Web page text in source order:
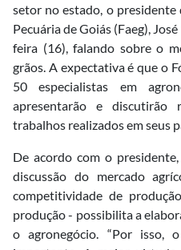
setor no estado, o presidente
Pecuária de Goiás (Faeg),
feira (16), falando sobre o
grãos. A expectativa é que o
50 especialistas em
apresentarão e discutirão
trabalhos realizados em seus
De acordo com o
discussão do mercado
competitividade de
produção - possibilita a
o agronegócio. “Por isso,